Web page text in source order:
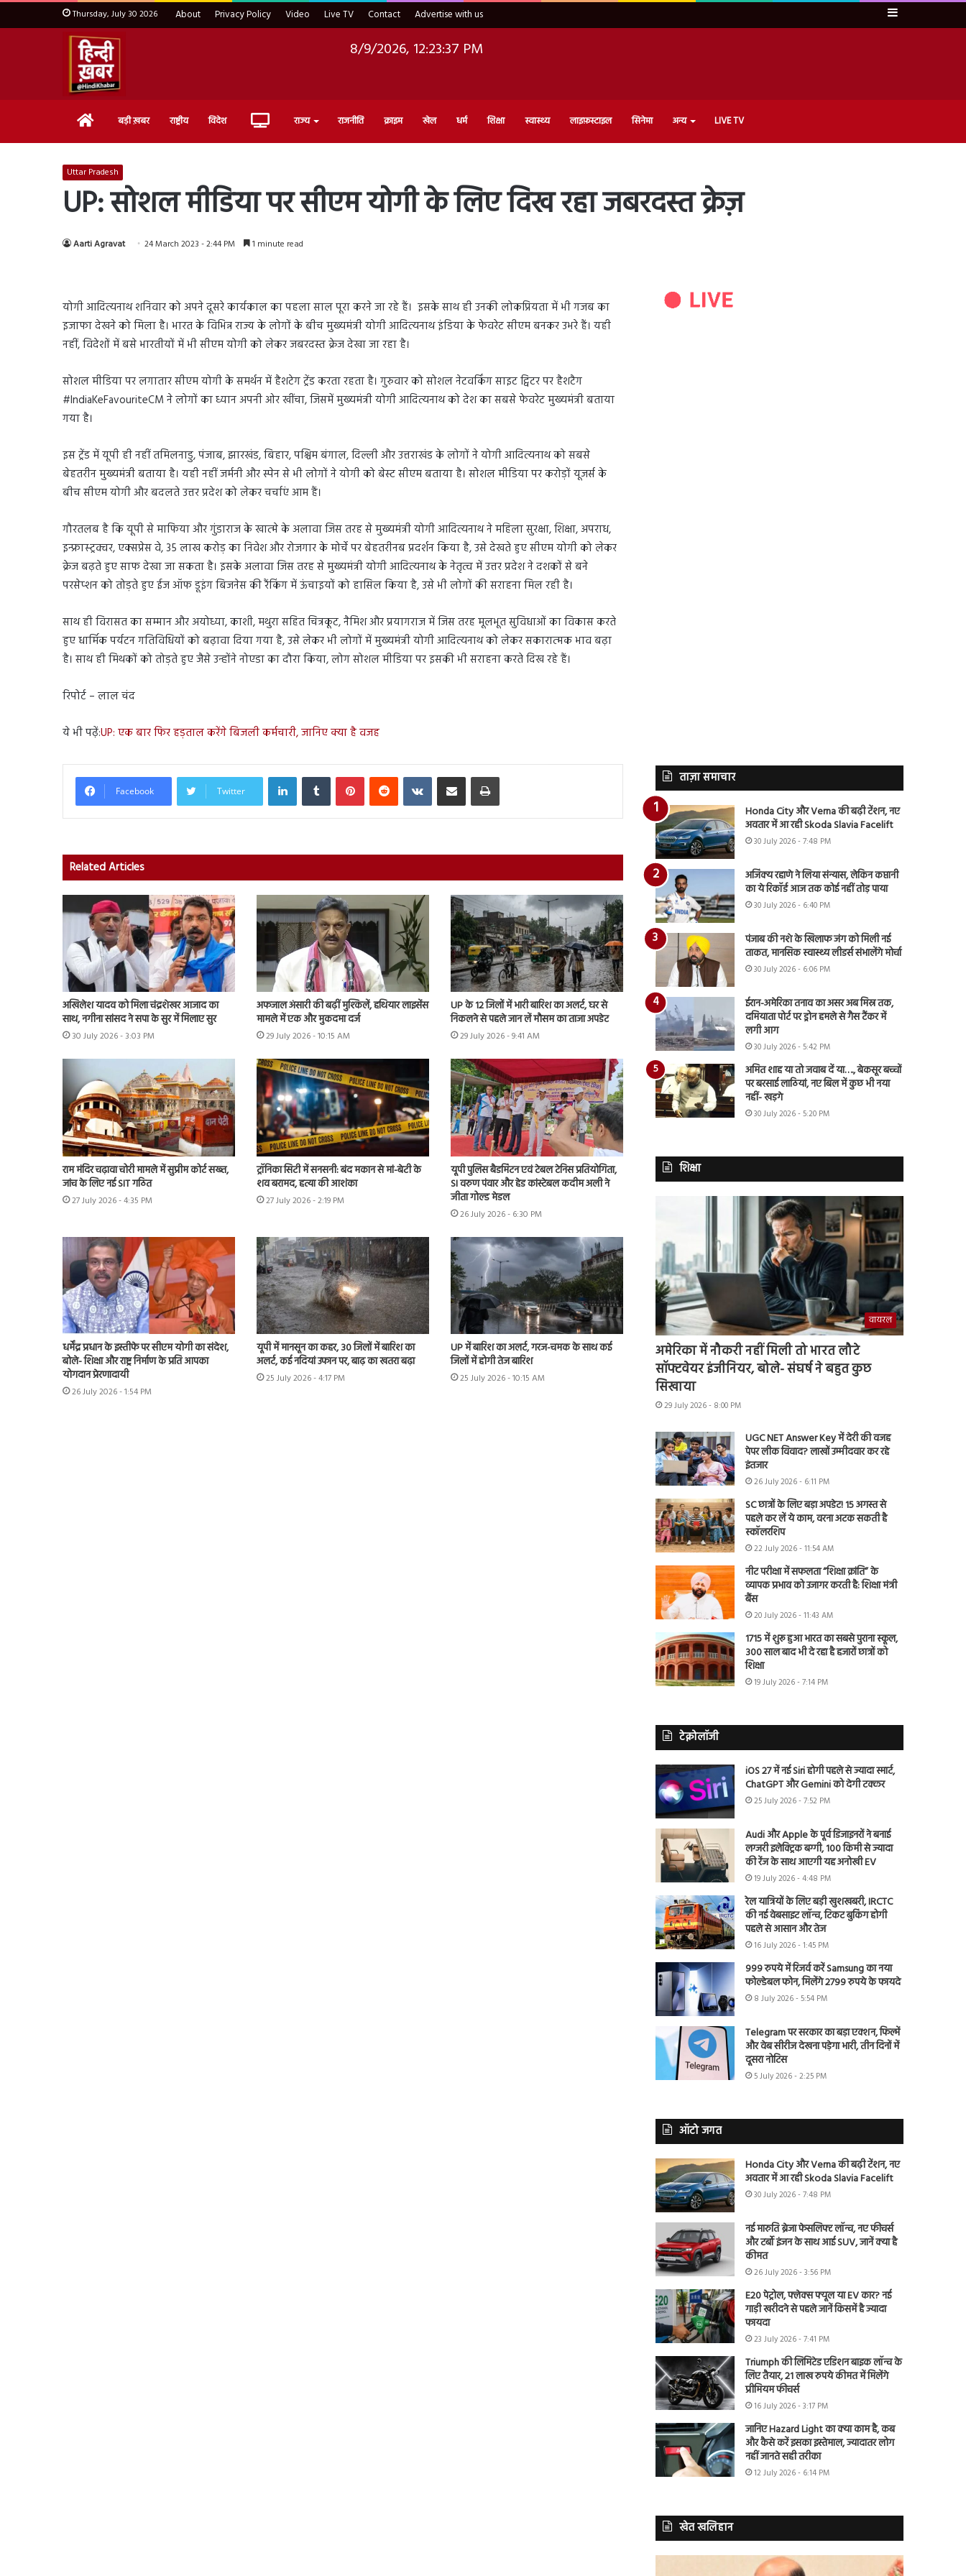
Thursday, July 30 2026 About Privacy Policy Video Live TV Contact Advertise with us Sidebar
8/9/2026, 12:23:38 PM
Home बड़ी ख़बर राष्ट्रीय विदेश Live राज्य राजनीति क्राइम खेल धर्म शिक्षा स्वास्थ्य लाइफ़स्टाइल सिनेमा अन्य LIVE TV
Uttar Pradesh
UP: सोशल मीडिया पर सीएम योगी के लिए दिख रहा जबरदस्त क्रेज़
Aarti Agravat 24 March 2023 - 2:44 PM 1 minute read
योगी आदित्यनाथ शनिवार को अपने दूसरे कार्यकाल का पहला साल पूरा करने जा रहे हैं। इसके साथ ही उनकी लोकप्रियता में भी गजब का
इजाफा देखने को मिला है। भारत के विभिन्न राज्य के लोगों के बीच मुख्यमंत्री योगी आदित्यनाथ इंडिया के फेवरेट सीएम बनकर उभरे हैं। यही
नहीं, विदेशों में बसे भारतीयों में भी सीएम योगी को लेकर जबरदस्त क्रेज देखा जा रहा है।
सोशल मीडिया पर लगातार सीएम योगी के समर्थन में हैशटेग ट्रेंड करता रहता है। गुरुवार को सोशल नेटवर्किंग साइट ट्विटर पर हैशटैग
#IndiaKeFavouriteCM ने लोगों का ध्यान अपनी ओर खींचा, जिसमें मुख्यमंत्री योगी आदित्यनाथ को देश का सबसे फेवरेट मुख्यमंत्री बताया
गया है।
इस ट्रेंड में यूपी ही नहीं तमिलनाडु, पंजाब, झारखंड, बिहार, पश्चिम बंगाल, दिल्ली और उत्तराखंड के लोगों ने योगी आदित्यनाथ को सबसे
बेहतरीन मुख्यमंत्री बताया है। यही नहीं जर्मनी और स्पेन से भी लोगों ने योगी को बेस्ट सीएम बताया है। सोशल मीडिया पर करोड़ों यूजर्स के
बीच सीएम योगी और बदलते उत्तर प्रदेश को लेकर चर्चाएं आम हैं।
गौरतलब है कि यूपी से माफिया और गुंडाराज के खात्मे के अलावा जिस तरह से मुख्यमंत्री योगी आदित्यनाथ ने महिला सुरक्षा, शिक्षा, अपराध,
इन्फ्रास्ट्रक्चर, एक्सप्रेस वे, 35 लाख करोड़ का निवेश और रोजगार के मोर्चे पर बेहतरीनब प्रदर्शन किया है, उसे देखते हुए सीएम योगी को लेकर
क्रेज बढ़ते हुए साफ देखा जा सकता है। इसके अलावा जिस तरह से मुख्यमंत्री योगी आदित्यनाथ के नेतृत्व में उत्तर प्रदेश ने दशकों से बने
परसेप्शन को तोड़ते हुए ईज ऑफ डूइंग बिजनेस की रैंकिंग में ऊंचाइयों को हासिल किया है, उसे भी लोगों की सराहना मिल रही है।
साथ ही विरासत का सम्मान और अयोध्या, काशी, मथुरा सहित चित्रकूट, नैमिश और प्रयागराज में जिस तरह मूलभूत सुविधाओं का विकास करते
हुए धार्मिक पर्यटन गतिविधियों को बढ़ावा दिया गया है, उसे लेकर भी लोगों में मुख्यमंत्री योगी आदित्यनाथ को लेकर सकारात्मक भाव बढ़ा
है। साथ ही मिथकों को तोड़ते हुए जैसे उन्होंने नोएडा का दौरा किया, लोग सोशल मीडिया पर इसकी भी सराहना करते दिख रहे हैं।
रिपोर्ट – लाल चंद
ये भी पढ़ें:UP: एक बार फिर हड़ताल करेंगे बिजली कर्मचारी, जानिए क्या है वजह
Facebook Twitter
LinkedInTumblr PinterestReddit VKontakteShare via Email Print
Related Articles
अखिलेश यादव को मिला चंद्रशेखर आजाद का
साथ, नगीना सांसद ने सपा के सुर में मिलाए सुर
30 July 2026 - 3:03 PM
अफजाल अंसारी की बढ़ीं मुश्किलें, हथियार लाइसेंस
मामले में एक और मुकदमा दर्ज
29 July 2026 - 10:15 AM
UP के 12 जिलों में भारी बारिश का अलर्ट, घर से
निकलने से पहले जान लें मौसम का ताजा अपडेट
29 July 2026 - 9:41 AM
राम मंदिर चढ़ावा चोरी मामले में सुप्रीम कोर्ट सख्त,
जांच के लिए नई SIT गठित
27 July 2026 - 4:35 PM
ट्रॉनिका सिटी में सनसनी: बंद मकान से मां-बेटी के
शव बरामद, हत्या की आशंका
27 July 2026 - 2:19 PM
यूपी पुलिस बैडमिंटन एवं टेबल टेनिस प्रतियोगिता,
SI वरुण पंवार और हेड कांस्टेबल कदीम अली ने
जीता गोल्ड मेडल
26 July 2026 - 6:30 PM
धर्मेंद्र प्रधान के इस्तीफे पर सीएम योगी का संदेश,
बोले- शिक्षा और राष्ट्र निर्माण के प्रति आपका
योगदान प्रेरणादायी
26 July 2026 - 1:54 PM
यूपी में मानसून का कहर, 30 जिलों में बारिश का
अलर्ट, कई नदियां उफान पर, बाढ़ का खतरा बढ़ा
25 July 2026 - 4:17 PM
UP में बारिश का अलर्ट, गरज-चमक के साथ कई
जिलों में होगी तेज बारिश
25 July 2026 - 10:15 AM
ताज़ा समाचार
Honda City और Verna की बढ़ी टेंशन, नए
अवतार में आ रही Skoda Slavia Facelift
30 July 2026 - 7:48 PM
अजिंक्य रहाणे ने लिया संन्यास, लेकिन कप्तानी
का ये रिकॉर्ड आज तक कोई नहीं तोड़ पाया
30 July 2026 - 6:40 PM
पंजाब की नशे के खिलाफ जंग को मिली नई
ताकत, मानसिक स्वास्थ्य लीडर्स संभालेंगे मोर्चा
30 July 2026 - 6:06 PM
ईरान-अमेरिका तनाव का असर अब मिस्र तक,
दमियाता पोर्ट पर ड्रोन हमले से गैस टैंकर में
लगी आग
30 July 2026 - 5:42 PM
अमित शाह या तो जवाब दें या…., बेकसूर बच्चों
पर बरसाई लाठियां, नए बिल में कुछ भी नया
नहीं- खड़गे
30 July 2026 - 5:20 PM
शिक्षा
वायरल
अमेरिका में नौकरी नहीं मिली तो भारत लौटे
सॉफ्टवेयर इंजीनियर, बोले- संघर्ष ने बहुत कुछ
सिखाया
29 July 2026 - 8:00 PM
UGC NET Answer Key में देरी की वजह
पेपर लीक विवाद? लाखों उम्मीदवार कर रहे
इंतजार
26 July 2026 - 6:11 PM
SC छात्रों के लिए बड़ा अपडेट! 15 अगस्त से
पहले कर लें ये काम, वरना अटक सकती है
स्कॉलरशिप
22 July 2026 - 11:54 AM
नीट परीक्षा में सफलता “शिक्षा क्रांति” के
व्यापक प्रभाव को उजागर करती है: शिक्षा मंत्री
बैंस
20 July 2026 - 11:43 AM
1715 में शुरू हुआ भारत का सबसे पुराना स्कूल,
300 साल बाद भी दे रहा है हजारों छात्रों को
शिक्षा
19 July 2026 - 7:14 PM
टेक्नोलॉजी
iOS 27 में नई Siri होगी पहले से ज्यादा स्मार्ट,
ChatGPT और Gemini को देगी टक्कर
25 July 2026 - 7:52 PM
Audi और Apple के पूर्व डिजाइनरों ने बनाई
लग्जरी इलेक्ट्रिक बग्गी, 100 किमी से ज्यादा
की रेंज के साथ आएगी यह अनोखी EV
19 July 2026 - 4:48 PM
रेल यात्रियों के लिए बड़ी खुशखबरी, IRCTC
की नई वेबसाइट लॉन्च, टिकट बुकिंग होगी
पहले से आसान और तेज
16 July 2026 - 1:45 PM
999 रुपये में रिजर्व करें Samsung का नया
फोल्डेबल फोन, मिलेंगे 2799 रुपये के फायदे
8 July 2026 - 5:54 PM
Telegram पर सरकार का बड़ा एक्शन, फिल्में
और वेब सीरीज देखना पड़ेगा भारी, तीन दिनों में
दूसरा नोटिस
5 July 2026 - 2:25 PM
ऑटो जगत
Honda City और Verna की बढ़ी टेंशन, नए
अवतार में आ रही Skoda Slavia Facelift
30 July 2026 - 7:48 PM
नई मारुति ब्रेजा फेसलिफ्ट लॉन्च, नए फीचर्स
और टर्बो इंजन के साथ आई SUV, जानें क्या है
कीमत
26 July 2026 - 3:56 PM
E20 पेट्रोल, फ्लेक्स फ्यूल या EV कार? नई
गाड़ी खरीदने से पहले जानें किसमें है ज्यादा
फायदा
23 July 2026 - 7:41 PM
Triumph की लिमिटेड एडिशन बाइक लॉन्च के
लिए तैयार, 21 लाख रुपये कीमत में मिलेंगे
प्रीमियम फीचर्स
16 July 2026 - 3:17 PM
जानिए Hazard Light का क्या काम है, कब
और कैसे करें इसका इस्तेमाल, ज्यादातर लोग
नहीं जानते सही तरीका
12 July 2026 - 6:14 PM
खेत खलिहान